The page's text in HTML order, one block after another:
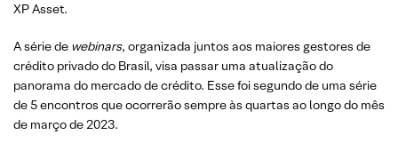
XP Asset.
A série de webinars, organizada juntos aos maiores gestores de
crédito privado do Brasil, visa passar uma atualização do
panorama do mercado de crédito. Esse foi segundo de uma série
de 5 encontros que ocorrerão sempre às quartas ao longo do mês
de março de 2023.